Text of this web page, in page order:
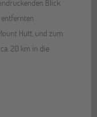
Blick
Hutt, und zum
20 km in die